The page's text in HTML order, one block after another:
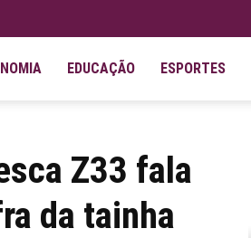
EDUCAÇÃO ESPORTES
Z33 fala
da tainha